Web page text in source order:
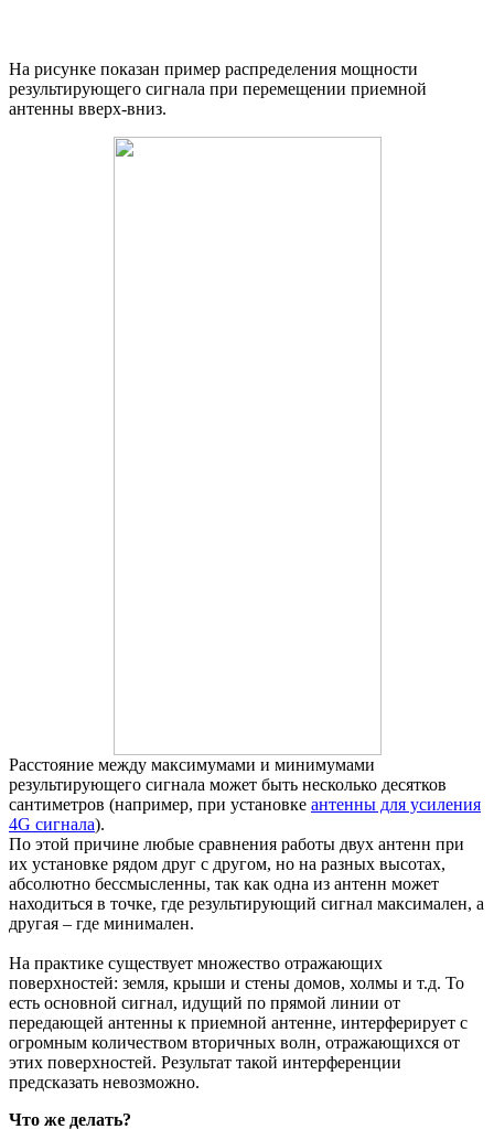
На рисунке показан пример распределения мощности
результирующего сигнала при перемещении приемной
антенны вверх-вниз.
Расстояние между максимумами и минимумами
результирующего сигнала может быть несколько десятков
сантиметров (например, при установке антенны для усиления
4G сигнала).
По этой причине любые сравнения работы двух антенн при
их установке рядом друг с другом, но на разных высотах,
абсолютно бессмысленны, так как одна из антенн может
находиться в точке, где результирующий сигнал максимален, а
другая – где минимален.
На практике существует множество отражающих
поверхностей: земля, крыши и стены домов, холмы и т.д. То
есть основной сигнал, идущий по прямой линии от
передающей антенны к приемной антенне, интерферирует с
огромным количеством вторичных волн, отражающихся от
этих поверхностей. Результат такой интерференции
предсказать невозможно.
Что же делать?